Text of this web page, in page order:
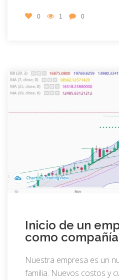
0 1 0
Inicio de un
como
Nuestra empresa es un
familia. Nuevos costos y